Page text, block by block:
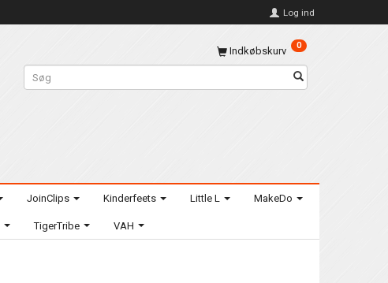
Log ind
Indkøbskurv 0
JoinClips Kinderfeets Little L MakeDo
TigerTribe VAH